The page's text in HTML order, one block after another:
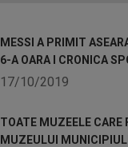
MESSI A PRIMIT
6-A OARA I CRONICA
17/10/2019
TOATE MUZEELE CARE
MUZEULUI